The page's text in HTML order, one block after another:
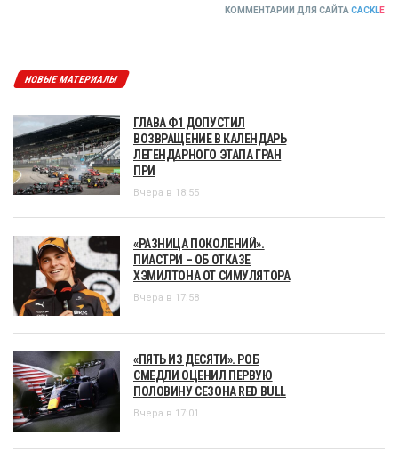
КОММЕНТАРИИ ДЛЯ САЙТА CACKLE
НОВЫЕ МАТЕРИАЛЫ
ГЛАВА Ф1 ДОПУСТИЛ
ВОЗВРАЩЕНИЕ В КАЛЕНДАРЬ
ЛЕГЕНДАРНОГО ЭТАПА ГРАН
ПРИ
Вчера в 18:55
«РАЗНИЦА ПОКОЛЕНИЙ».
ПИАСТРИ – ОБ ОТКАЗЕ
ХЭМИЛТОНА ОТ СИМУЛЯТОРА
Вчера в 17:58
«ПЯТЬ ИЗ ДЕСЯТИ». РОБ
СМЕДЛИ ОЦЕНИЛ ПЕРВУЮ
ПОЛОВИНУ СЕЗОНА RED BULL
Вчера в 17:01